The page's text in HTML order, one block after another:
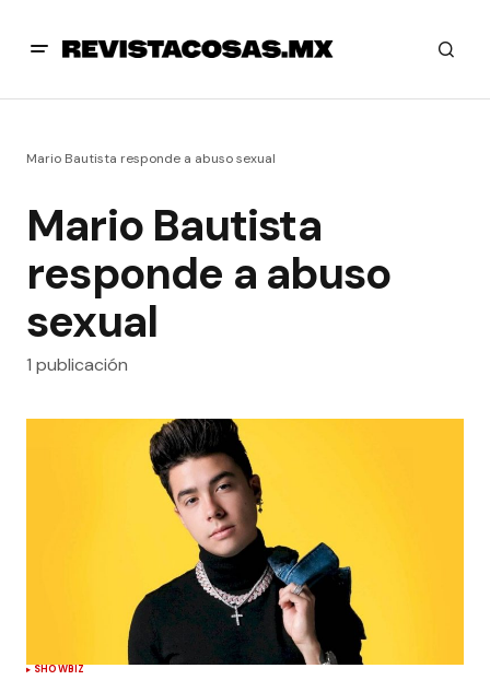
Mario Bautista responde a abuso sexual
Mario Bautista
responde a abuso
sexual
1 publicación
SHOWBIZ